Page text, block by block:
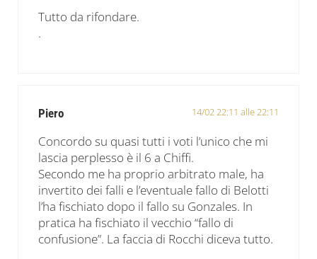
Tutto da rifondare.
.
Piero 14/02 22:11 alle 22:11
Concordo su quasi tutti i voti l’unico che mi
lascia perplesso è il 6 a Chiffi.
Secondo me ha proprio arbitrato male, ha
invertito dei falli e l’eventuale fallo di Belotti
l’ha fischiato dopo il fallo su Gonzales. In
pratica ha fischiato il vecchio “fallo di
confusione”. La faccia di Rocchi diceva tutto.